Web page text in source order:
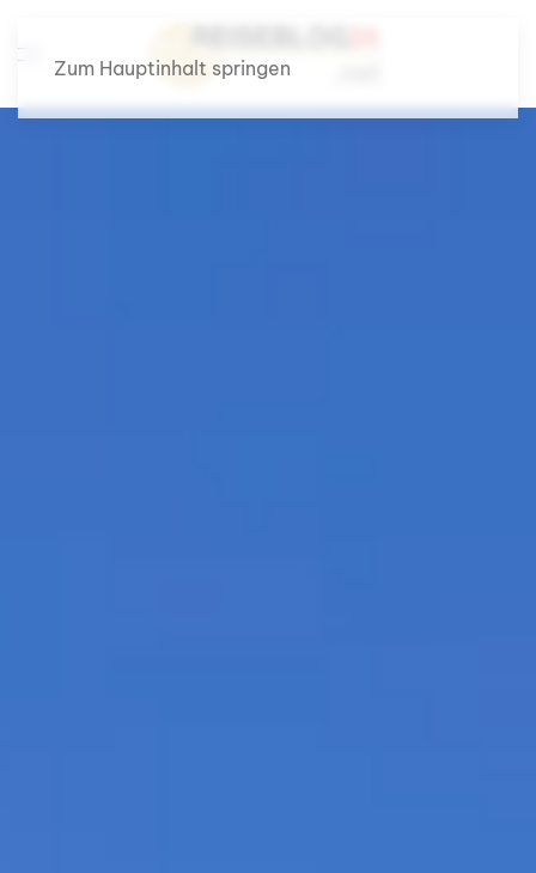
Zum Hauptinhalt springen